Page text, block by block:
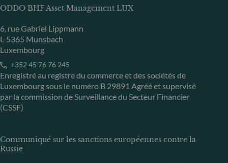
ODDO BHF Asset Management LUX
6, rue Gabriel Lippmann
L-5365 Munsbach
Luxembourg
+352 45 76 76 245
Enregistré au registre du commerce et des sociétés de
Luxembourg sous le numéro B 29891 Agréé et supervisé
par la commission de Surveillance du Secteur Financier
(CSSF)
Communiqué sur les sanctions européennes contre la
Russie